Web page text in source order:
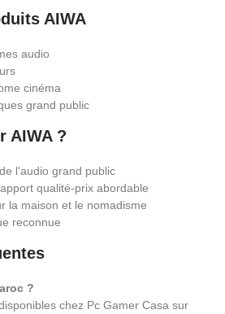
AIWA
audio
cinéma
grand public
AIWA ?
l'audio grand public
qualité-prix abordable
la maison et le nomadisme
reconnue
?
chez Pc Gamer Casa sur